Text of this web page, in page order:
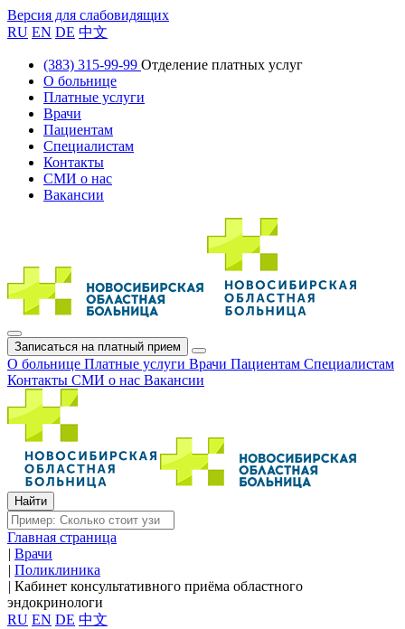
Версия для слабовидящих
RU EN DE 中文
(383) 315-99-99 Отделение платных услуг
О больнице
Платные услуги
Врачи
Пациентам
Специалистам
Контакты
СМИ о нас
Вакансии
Записаться на платный прием
О больнице Платные услуги Врачи Пациентам Специалистам
Контакты СМИ о нас Вакансии
Главная страница
| Врачи
| Поликлиника
| Кабинет консультативного приёма областного
эндокринологи
RU EN DE 中文